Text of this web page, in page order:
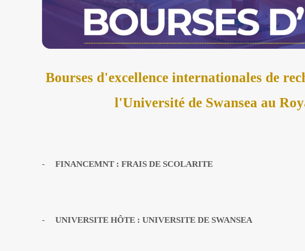
Bourses d'excellence internationales de
l'Université de Swansea au
- FINANCEMNT : FRAIS DE SCOLARITE
- UNIVERSITE HÔTE : UNIVERSITE DE SWANSEA